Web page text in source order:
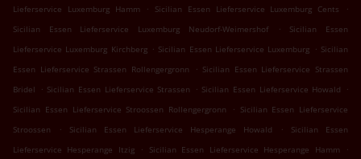
Lieferservice Luxemburg Hamm
. Sicilian Essen Lieferservice Luxemburg Cents
.
Sicilian Essen Lieferservice Luxemburg Neudorf-Weimershof
.
Sicilian Essen
Lieferservice Luxemburg Kirchberg . Sicilian Essen Lieferservice Luxemburg . Sicilian
Essen Lieferservice Strassen Rollengergronn
. Sicilian Essen Lieferservice Strassen
Bridel
. Sicilian Essen Lieferservice Strassen . Sicilian Essen Lieferservice Howald
.
Sicilian Essen Lieferservice Stroossen Rollengergronn
. Sicilian Essen Lieferservice
Stroossen
. Sicilian Essen Lieferservice Hesperange Howald .
Sicilian Essen
Lieferservice Hesperange Itzig
. Sicilian Essen Lieferservice Hesperange Hamm
.